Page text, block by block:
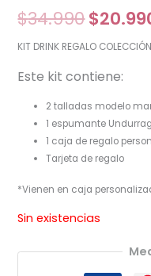
$34.990$
KIT DRINK REGALO
Este kit contiene:
2 talladas modelo
1 espumante
1 caja de regalo
Tarjeta de regalo
*Vienen en caja
Sin existencias